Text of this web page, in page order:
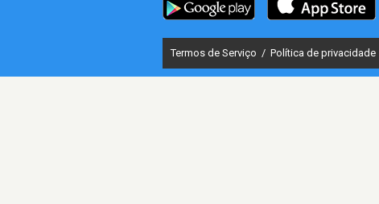
Termos de Serviço / Política de privacidade